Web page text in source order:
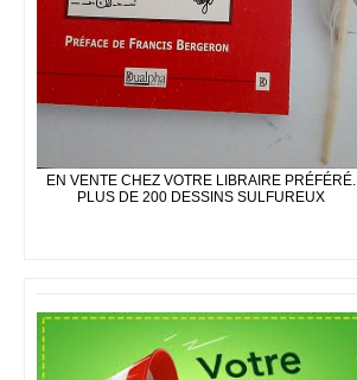
EN VENTE CHEZ VOTRE LIBRAIRE PRÉFÉRÉ.
PLUS DE 200 DESSINS SULFUREUX